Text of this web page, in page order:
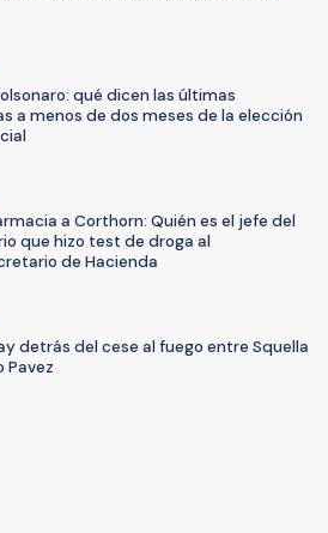
qué dicen las últimas
a menos de dos meses de la elección
a Corthorn: Quién es el jefe del
que hizo test de droga al
de Hacienda
detrás del cese al fuego entre Squella
Pavez